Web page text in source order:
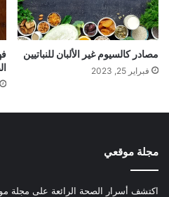
مصادر كالسيوم غير الألبان للنباتيين
فبراير 25, 2023
مجلة موقعي
اكتشف أسرار الصحة الرائعة على مجلة